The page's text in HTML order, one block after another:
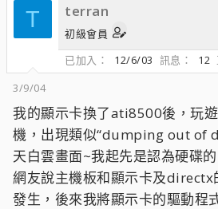
起
期
T terran
初級會員
已加入
12/6/03 訊息 12
3/9/04
我的顯示卡換了ati8500後，玩
機，出現類似“dumping out of
天白雲畫面~我起先是認為硬碟
網友說主機板和顯示卡及directx
發生，後來我將顯示卡的驅動程